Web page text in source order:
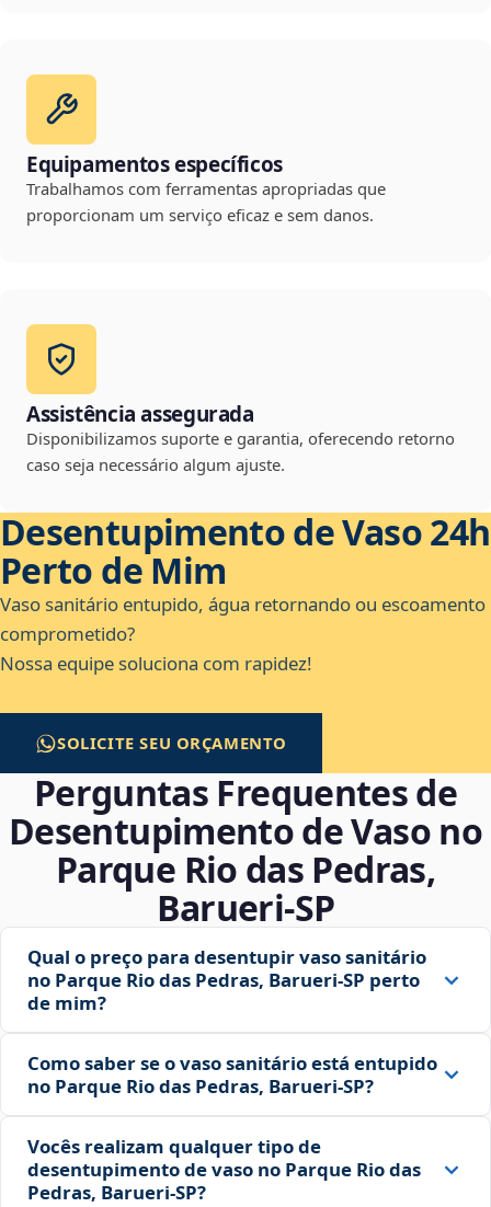
Equipamentos específicos
Trabalhamos com ferramentas apropriadas que
proporcionam um serviço eficaz e sem danos.
Assistência assegurada
Disponibilizamos suporte e garantia, oferecendo retorno
caso seja necessário algum ajuste.
Desentupimento de Vaso 24h
Perto de Mim
Vaso sanitário entupido, água retornando ou escoamento
comprometido?
Nossa equipe soluciona com rapidez!
SOLICITE SEU ORÇAMENTO
Perguntas Frequentes de
Desentupimento de Vaso no
Parque Rio das Pedras,
Barueri‑SP
Qual o preço para desentupir vaso sanitário
no Parque Rio das Pedras, Barueri‑SP perto
de mim?
Como saber se o vaso sanitário está entupido
no Parque Rio das Pedras, Barueri‑SP?
Vocês realizam qualquer tipo de
desentupimento de vaso no Parque Rio das
Pedras, Barueri‑SP?